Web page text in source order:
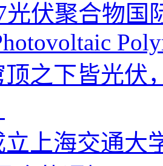
光伏聚合物
之下皆光伏
立上海交通大